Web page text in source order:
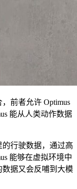
前者允许 Optimus
能从人类动作数据
行驶数据，通过高
能够在虚拟环境中
据又会反哺到大模